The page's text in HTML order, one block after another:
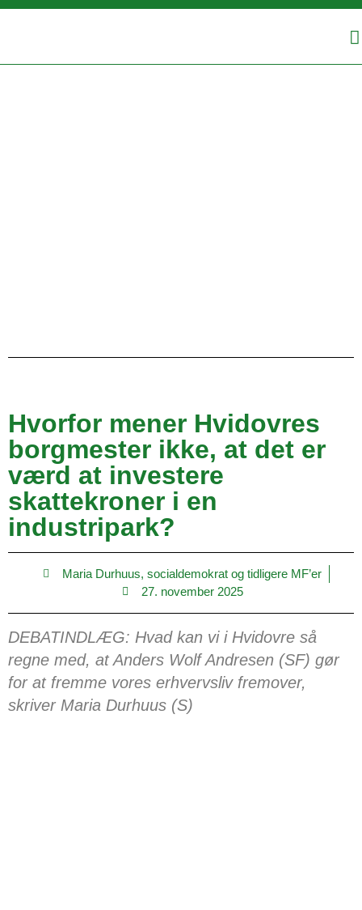
Hvorfor mener Hvidovres
borgmester ikke, at det er
værd at investere
skattekroner i en
industripark?
Maria Durhuus, socialdemokrat og tidligere MF’er
27. november 2025
DEBATINDLÆG: Hvad kan vi i Hvidovre så
regne med, at Anders Wolf Andresen (SF) gør
for at fremme vores erhvervsliv fremover,
skriver Maria Durhuus (S)